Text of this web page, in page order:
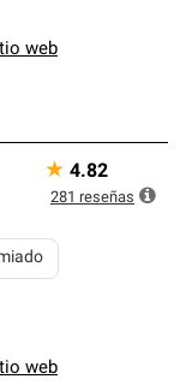
web
web
★ 4.82
281 reseñas